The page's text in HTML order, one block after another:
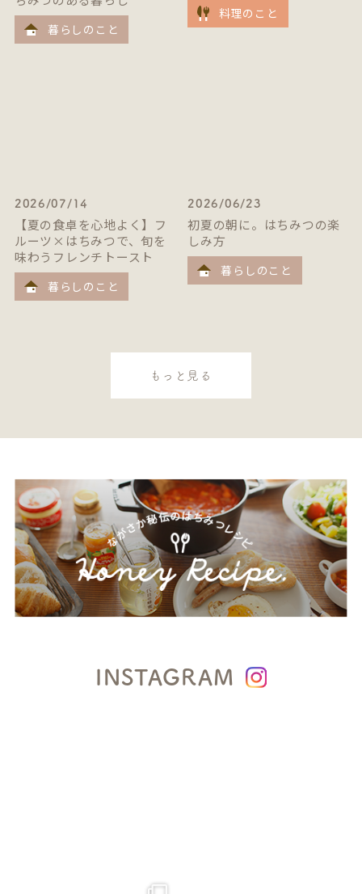
暮らしのこと
料理のこと
2026/07/14
【夏の食卓を心地よく】フ
ルーツ×はちみつで、旬を
味わうフレンチトースト
暮らしのこと
2026/06/23
初夏の朝に。はちみつの楽
しみ方
暮らしのこと
もっと見る
INSTAGRAM